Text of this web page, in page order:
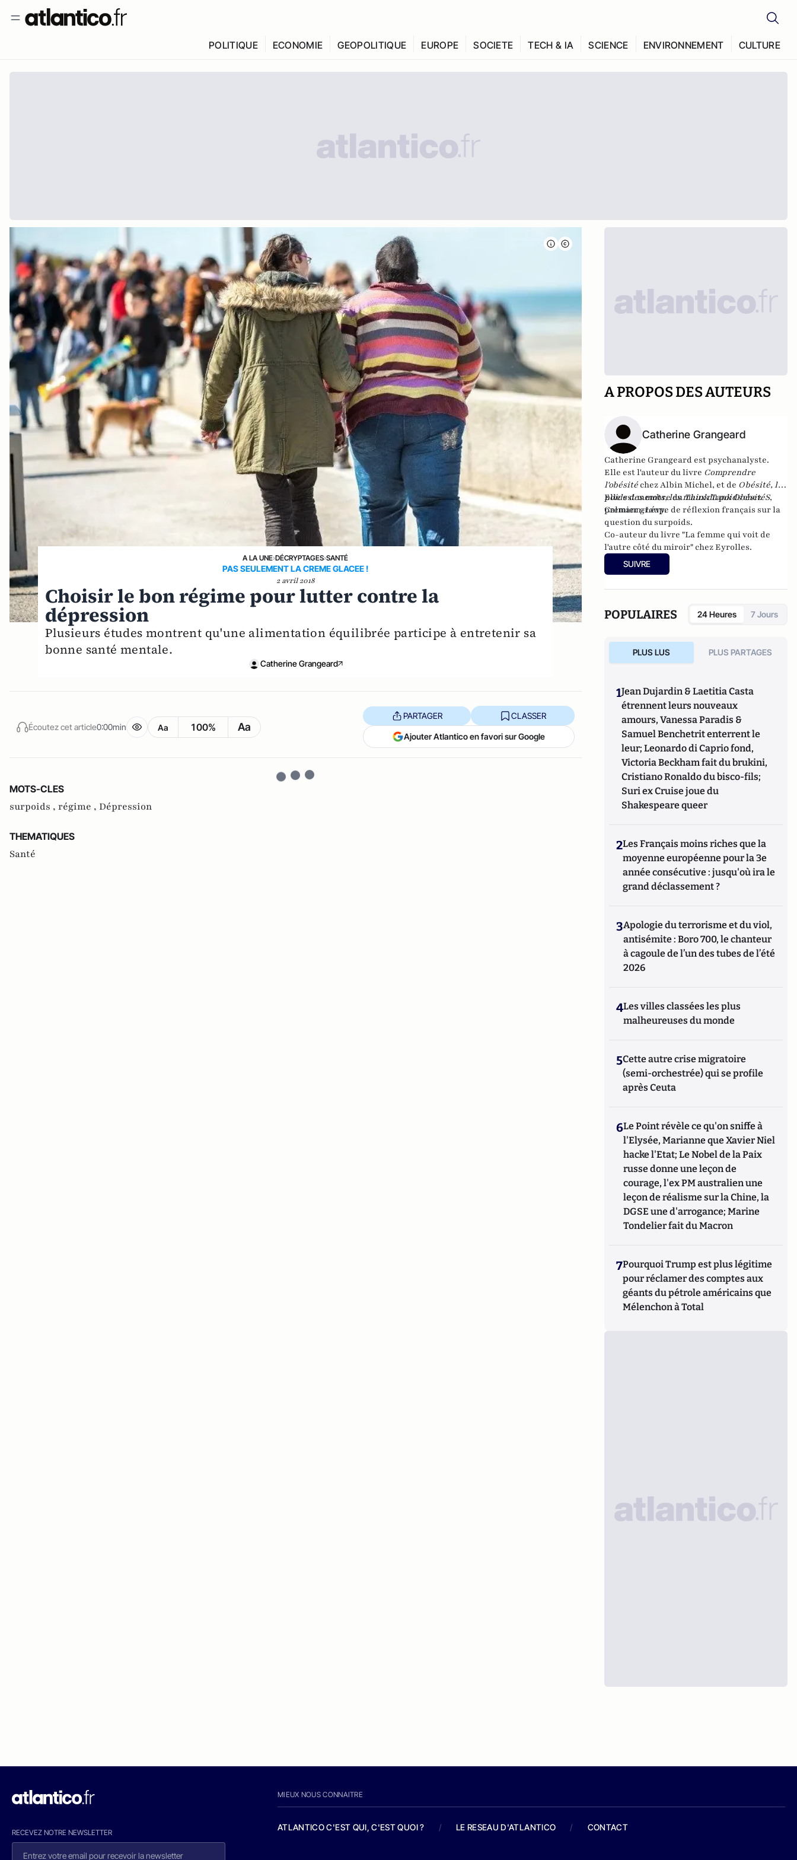
POLITIQUE ECONOMIE GEOPOLITIQUE EUROPE SOCIETE TECH & IA SCIENCE ENVIRONNEMENT CULTURE
A LA UNE›DÉCRYPTAGES›SANTÉ
PAS SEULEMENT LA CREME GLACEE !
2 avril 2018
Choisir le bon régime pour lutter contre la
dépression
Plusieurs études montrent qu'une alimentation équilibrée participe à entretenir sa
bonne santé mentale.
Catherine Grangeard
Écoutez cet article0:00min Aa 100% Aa
PARTAGER CLASSER
Ajouter Atlantico en favori sur Google
MOTS-CLES
surpoids , régime , Dépression
THEMATIQUES
Santé
A PROPOS DES AUTEURS
Catherine Grangeard
Catherine Grangeard est psychanalyste.
Elle est l'auteur du livre Comprendre
l'obésitéchez Albin Michel, et de Obésité, le
poids des mots, les maux du poidschez
Calmann-Lévy.
Elle est membre duThink Tank ObésitéS,
premier groupe de réflexion français sur la
question du surpoids.
Co-auteur du livre "La femme qui voit de
l'autre côté du miroir" chez Eyrolles.
SUIVRE
POPULAIRES 24 Heures 7 Jours
PLUS LUS PLUS PARTAGES
1Jean Dujardin & Laetitia Casta
étrennent leurs nouveaux
amours, Vanessa Paradis &
Samuel Benchetrit enterrent le
leur; Leonardo di Caprio fond,
Victoria Beckham fait du brukini,
Cristiano Ronaldo du bisco-fils;
Suri ex Cruise joue du
Shakespeare queer
2Les Français moins riches que la
moyenne européenne pour la 3e
année consécutive : jusqu'où ira le
grand déclassement ?
3Apologie du terrorisme et du viol,
antisémite : Boro 700, le chanteur
à cagoule de l’un des tubes de l’été
2026
4Les villes classées les plus
malheureuses du monde
5Cette autre crise migratoire
(semi-orchestrée) qui se profile
après Ceuta
6Le Point révèle ce qu'on sniffe à
l'Elysée, Marianne que Xavier Niel
hacke l'Etat; Le Nobel de la Paix
russe donne une leçon de
courage, l'ex PM australien une
leçon de réalisme sur la Chine, la
DGSE une d'arrogance; Marine
Tondelier fait du Macron
7Pourquoi Trump est plus légitime
pour réclamer des comptes aux
géants du pétrole américains que
Mélenchon à Total
RECEVEZ NOTRE NEWSLETTER
MIEUX NOUS CONNAITRE
ATLANTICO C'EST QUI, C'EST QUOI ? / LE RESEAU D'ATLANTICO / CONTACT